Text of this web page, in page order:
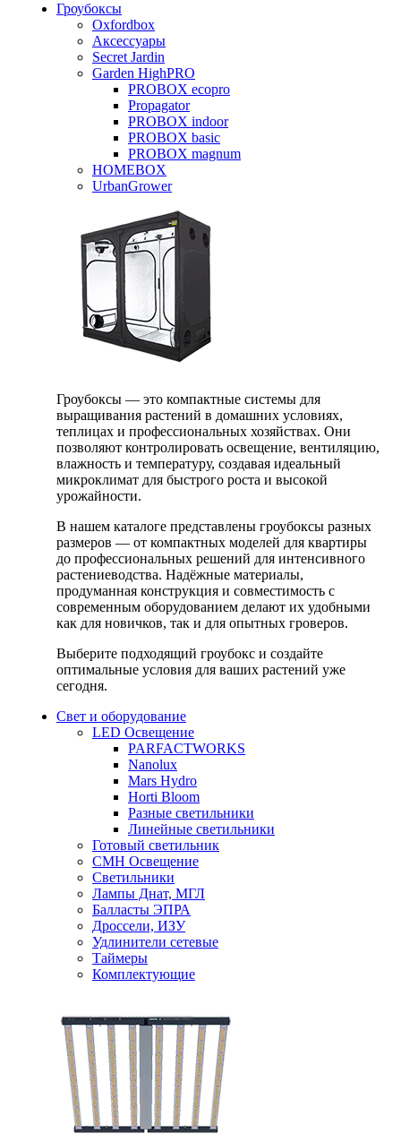
Гроубоксы
Oxfordbox
Аксессуары
Secret Jardin
Garden HighPRO
PROBOX ecopro
Propagator
PROBOX indoor
PROBOX basic
PROBOX magnum
HOMEBOX
UrbanGrower
Гроубоксы — это компактные системы для
выращивания растений в домашних условиях,
теплицах и профессиональных хозяйствах. Они
позволяют контролировать освещение, вентиляцию,
влажность и температуру, создавая идеальный
микроклимат для быстрого роста и высокой
урожайности.
В нашем каталоге представлены гроубоксы разных
размеров — от компактных моделей для квартиры
до профессиональных решений для интенсивного
растениеводства. Надёжные материалы,
продуманная конструкция и совместимость с
современным оборудованием делают их удобными
как для новичков, так и для опытных гроверов.
Выберите подходящий гроубокс и создайте
оптимальные условия для ваших растений уже
сегодня.
Свет и оборудование
LED Освещение
PARFACTWORKS
Nanolux
Mars Hydro
Horti Bloom
Разные светильники
Линейные светильники
Готовый светильник
CMH Освещение
Светильники
Лампы Днат, МГЛ
Балласты ЭПРА
Дроссели, ИЗУ
Удлинители сетевые
Таймеры
Комплектующие